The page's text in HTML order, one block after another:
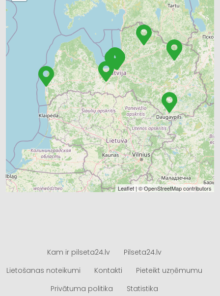
Leaflet| ©OpenStreetMapcontributors
Kam ir pilseta24.lv
Pilseta24.lv
Lietošanas noteikumi
Kontakti
Pieteikt uzņēmumu
Privātuma politika
Statistika